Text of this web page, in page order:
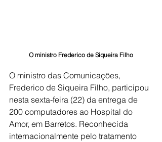
O ministro Frederico de Siqueira Filho
O ministro das Comunicações,
Frederico de Siqueira Filho, participou
nesta sexta-feira (22) da entrega de
200 computadores ao Hospital do
Amor, em Barretos. Reconhecida
internacionalmente pelo tratamento